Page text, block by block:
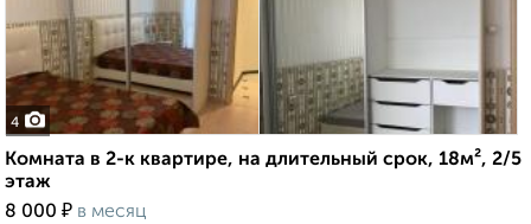
4
Комната в 2-к квартире, на длительный срок, 18м², 2/5
этаж
8 000 ₽ в месяц